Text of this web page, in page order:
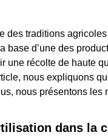
des traditions
base d’une des
une récolte de haute
nous expliquons
nous présentons
dans la